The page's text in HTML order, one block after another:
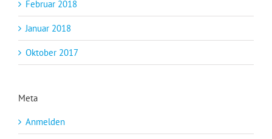
Februar 2018
Januar 2018
Oktober 2017
Meta
Anmelden